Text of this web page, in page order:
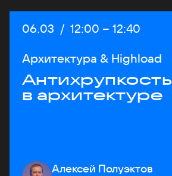
Дата:
06.03 / Начало:
12:00 – Конец:
12:40
Архитектура & Highload
Антихрупкость
в архитектуре
Алексей Полуэктов